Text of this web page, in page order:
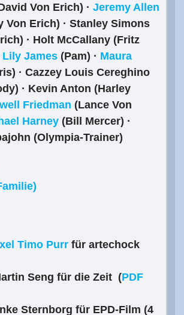
Von Erich) · Jeremy Allen
Von Erich) · Stanley Simons
· Holt McCallany (Fritz
Lily James (Pam) · Maura
· Cazzey Louis Cereghino
· Kevin Anton (Harley
Friedman (Lance Von
Harney (Bill Mercer) ·
(Olympia-Trainer)
Timo Purr für artechock
Seng für die Zeit (PDF
Sternborg für EPD-Film (4